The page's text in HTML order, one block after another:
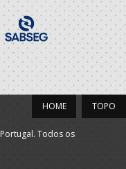
TOPO
HOME
Todos os